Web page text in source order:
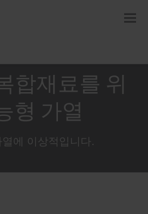
합재료를 위
형 가열
에 이상적입니다.